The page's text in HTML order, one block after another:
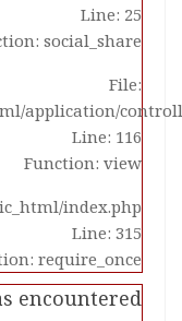
Line: 25
social_share
File:
application/
Line: 116
Function: view
index.php
Line: 315
require_once
encountered